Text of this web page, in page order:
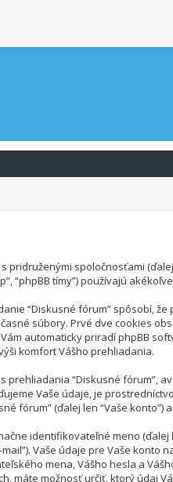
spoločnosťami (ďalej
“phpBB tímy”) používajú
“Diskusné fórum” spôsobí,
súbory. Prvé dve cookies
automaticky priradí phpBB
komfort Vášho prehliadania.
prehliadania “Diskusné
Vaše údaje, je
fórum” (ďalej len “Vaše
identifikovateľné meno
Vaše údaje pre Vaše
mena, Vášho hesla a
máte možnosť určiť, ktorý údaj